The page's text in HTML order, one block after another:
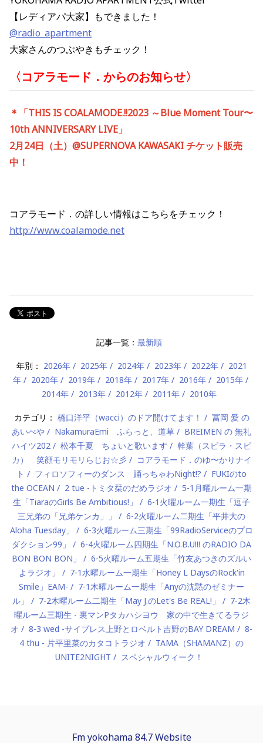
【レディアパ大家】もできました！
@radio_apartment
大家さんのつぶやきもチェック！
〈コアラモード．からのお知らせ〉
＊ 「THIS IS COALAMODE.!!2023 ～Blue Moment Tour〜
10th ANNIVERSARY LIVE 」
2月24日（土） @SUPERNOVA KAWASAKIチケット販売
中！
コアラモード．の詳しい情報はこちらをチェック！
http://www.coalamode.net
記事一覧： 最新順
年別： 2026年 2025年 2024年 2023年 2022年
2021
年
2020年 2019年 2018年 2017年 2016年
2015年
2014年
2013年 2012年 2011年 2010年
カテゴリ： 橋口洋平（wacci）のドア開けてます！
冨岡 愛 の
あいべや
NakamuraEmi ふらっと、道草
BREIMEN の 無礼
ハイツ202
松本千夏 ちょいと歌います
幹葉（スピラ・スピ
カ） 笑顔モリモリらじお☆彡
コアラモード．のゆ〜かりナイ
ト
フィロソフィーのダンス 踊っちゃわNight!?
FUKIのto
the OCEAN
2 tue -トミタ栞のだめラジオ
5-1月曜ルーム一期
生「TiaraのGirls Be Ambitious!」
6-1火曜ルーム一期生「逗子
三兄弟の「兄弟ケンカ」」
6-2火曜ルーム二期生「平井大の
Aloha Tuesday」
6-3火曜ルーム三期生「99RadioServiceのプロ
ダクション99」
6-4火曜ルーム四期生「N.O.B.U!!! のRADIO DA
BON BON BON」
6-5火曜ルーム五期生「竹友あつきのズルい
よラジオ」
7-1水曜ルーム一期生「Honey L DaysのRock'in
Smile」EAM-
7-1木曜ルーム一期生「Anyの沈黙のゼミナー
ル」
7-2木曜ルーム二期生「May J.のLet's Be REAL!」
7-2木
曜ルーム三期生 - 裏マンPタカハシヨウ 家の中で生きてるラジ
オ
8-3 wed -サイプレス上野とロベルト吉野のBAY DREAM
8-
4 thu - 片平里菜のカタコトラジオ
TAMA（SHAMANZ）の
UNITE2NIGHT
スペシャルウィーク！
Fm yokohama 84.7 Website